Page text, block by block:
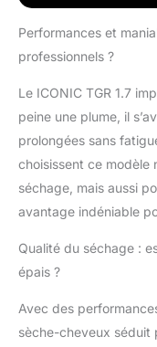
Performances et
professionnels ?
Le ICONIC TGR 1.7
peine une plume, il
prolongées sans
choisissent ce modèle
séchage, mais aussi
avantage indéniable
Qualité du séchage :
épais ?
Avec des
sèche-cheveux séduit